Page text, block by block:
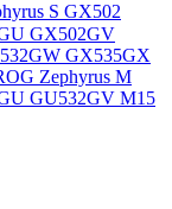
S GX502
GX502GV
GX535GX
Zephyrus M
GU532GV M15